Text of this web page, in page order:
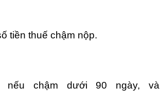
tiền thuế chậm nộp.
nếu chậm dưới 90 ngày, và